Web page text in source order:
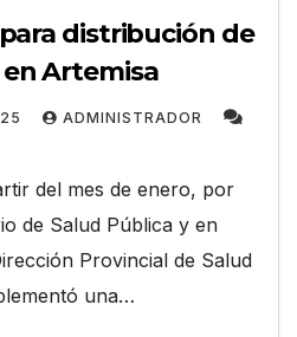
distribución de
Artemisa
ADMINISTRADOR
del mes de enero, por
de Salud Pública y en
Provincial de Salud
una…